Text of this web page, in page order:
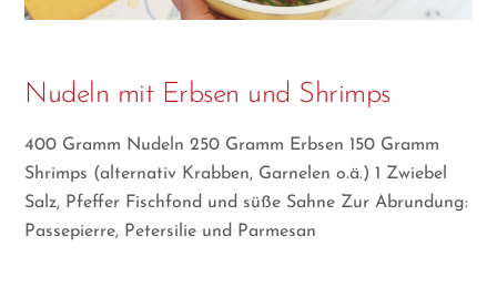
Nudeln mit Erbsen und Shrimps
400 Gramm Nudeln 250 Gramm Erbsen 150 Gramm
Shrimps (alternativ Krabben, Garnelen o.ä.) 1 Zwiebel
Salz, Pfeffer Fischfond und süße Sahne Zur Abrundung:
Passepierre, Petersilie und Parmesan